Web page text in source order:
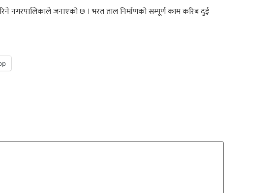
नगरपालिकाले जनाएको छ । भरत ताल निर्माणको सम्पूर्ण काम करिब दुई